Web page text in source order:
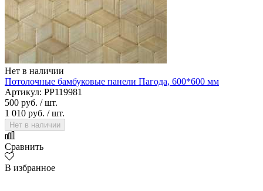
Нет в наличии
Потолочные бамбуковые панели Пагода, 600*600 мм
Артикул: PP119981
500 руб. / шт.
1 010 руб. / шт.
Нет в наличии
Сравнить
В избранное